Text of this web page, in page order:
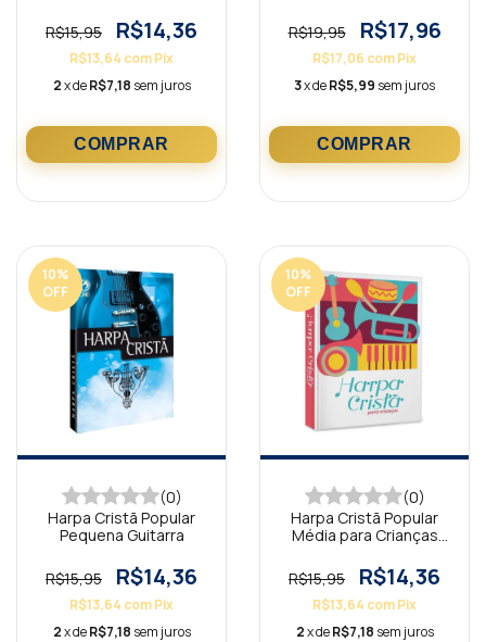
R$15,95 R$14,36
R$13,64 comPix
2x deR$7,18 sem juros
R$19,95 R$17,96
R$17,06 comPix
3x deR$5,99 sem juros
10%
OFF
(0)
Harpa Cristã Popular
Pequena Guitarra
R$15,95 R$14,36
R$13,64 comPix
2x deR$7,18 sem juros
10%
OFF
(0)
Harpa Cristã Popular
Média para Crianças
R$15,95
R$14,36
R$13,64 comPix
2x deR$7,18 sem juros